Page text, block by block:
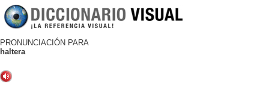
PRONUNCIACIÓN PARA
haltera